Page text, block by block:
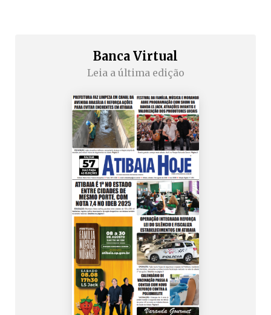
Banca Virtual
Leia a última edição